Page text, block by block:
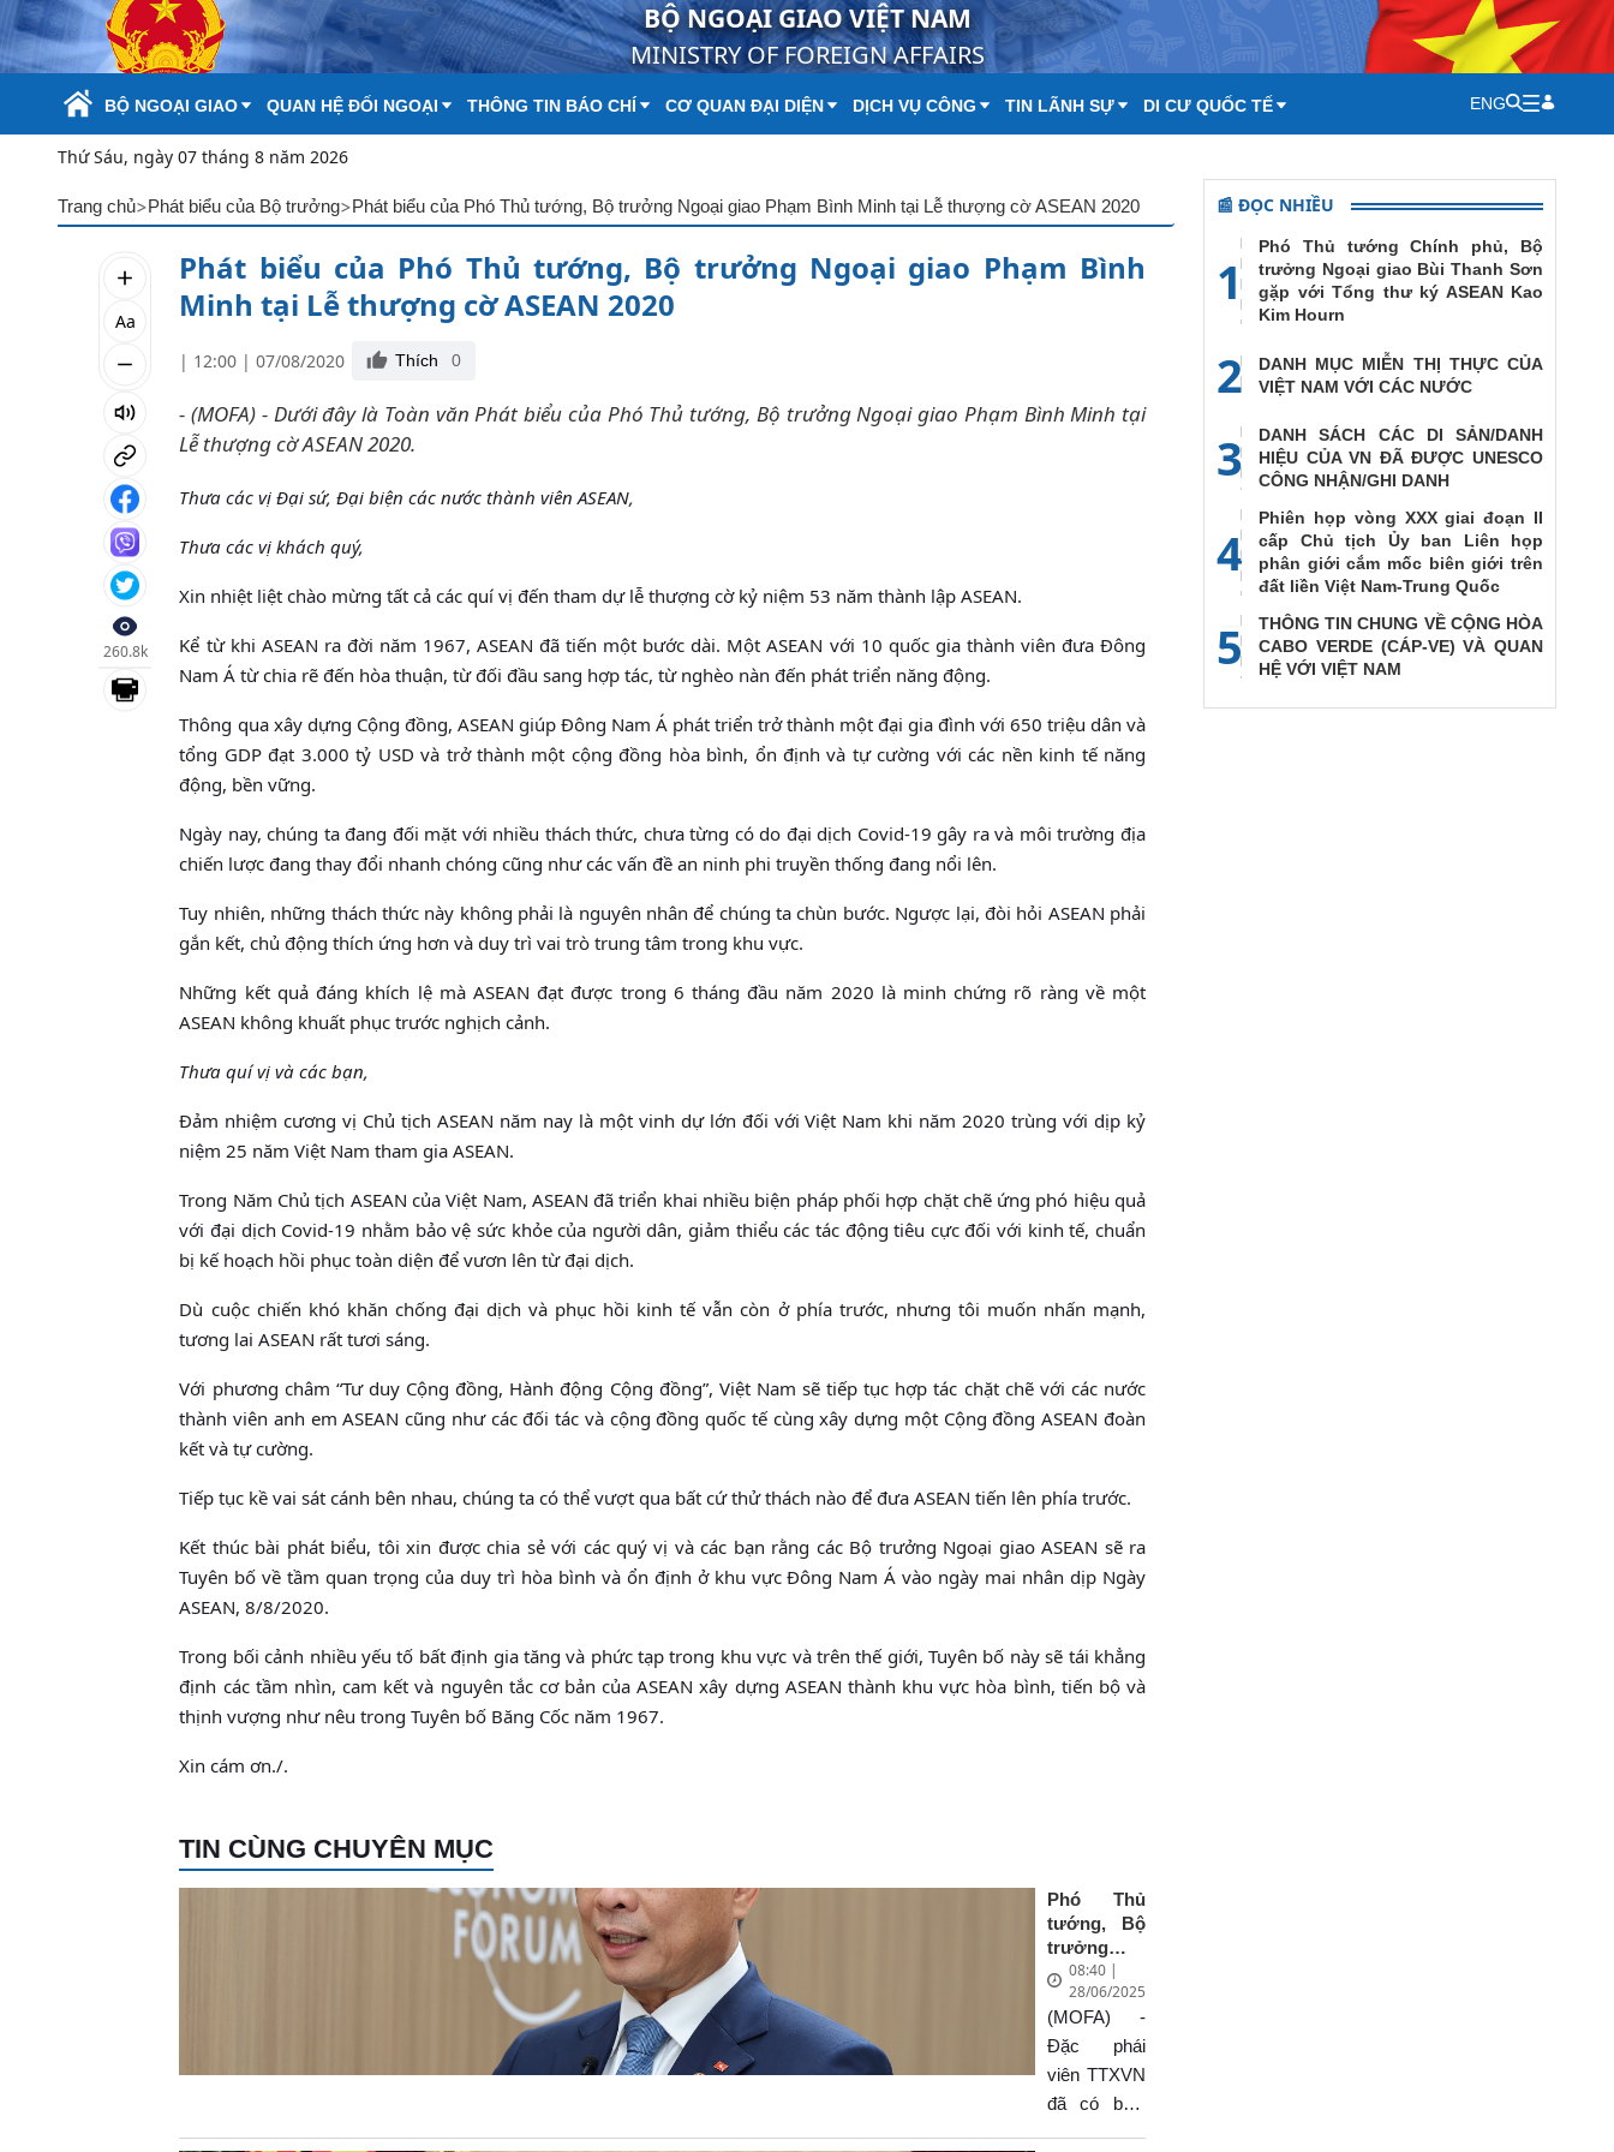
Skip to Main Content BỘ NGOẠI GIAO VIỆT NAM
MINISTRY OF FOREIGN AFFAIRS
BỘ NGOẠI GIAO QUAN HỆ ĐỐI NGOẠI THÔNG TIN BÁO CHÍ CƠ QUAN ĐẠI DIỆN DỊCH VỤ CÔNG TIN LÃNH SỰ DI CƯ QUỐC TẾ ENG
Thứ Sáu, ngày 07 tháng 8 năm 2026
Trang chủ>Phát biểu của Bộ trưởng>Phát biểu của Phó Thủ tướng, Bộ trưởng Ngoại giao Phạm Bình Minh tại Lễ thượng cờ ASEAN 2020
Aa
260.8k
Phát biểu của Phó Thủ tướng, Bộ trưởng Ngoại giao Phạm Bình
Minh tại Lễ thượng cờ ASEAN 2020
| 12:00 | 07/08/2020 Thích 0
- (MOFA) - Dưới đây là Toàn văn Phát biểu của Phó Thủ tướng, Bộ trưởng Ngoại giao Phạm Bình Minh tại
Lễ thượng cờ ASEAN 2020.
Thưa các vị Đại sứ, Đại biện các nước thành viên ASEAN,
Thưa các vị khách quý,
Xin nhiệt liệt chào mừng tất cả các quí vị đến tham dự lễ thượng cờ kỷ niệm 53 năm thành lập ASEAN.
Kể từ khi ASEAN ra đời năm 1967, ASEAN đã tiến một bước dài. Một ASEAN với 10 quốc gia thành viên đưa Đông
Nam Á từ chia rẽ đến hòa thuận, từ đối đầu sang hợp tác, từ nghèo nàn đến phát triển năng động.
Thông qua xây dựng Cộng đồng, ASEAN giúp Đông Nam Á phát triển trở thành một đại gia đình với 650 triệu dân và
tổng GDP đạt 3.000 tỷ USD và trở thành một cộng đồng hòa bình, ổn định và tự cường với các nền kinh tế năng
động, bền vững.
Ngày nay, chúng ta đang đối mặt với nhiều thách thức, chưa từng có do đại dịch Covid-19 gây ra và môi trường địa
chiến lược đang thay đổi nhanh chóng cũng như các vấn đề an ninh phi truyền thống đang nổi lên.
Tuy nhiên, những thách thức này không phải là nguyên nhân để chúng ta chùn bước. Ngược lại, đòi hỏi ASEAN phải
gắn kết, chủ động thích ứng hơn và duy trì vai trò trung tâm trong khu vực.
Những kết quả đáng khích lệ mà ASEAN đạt được trong 6 tháng đầu năm 2020 là minh chứng rõ ràng về một
ASEAN không khuất phục trước nghịch cảnh.
Thưa quí vị và các bạn,
Đảm nhiệm cương vị Chủ tịch ASEAN năm nay là một vinh dự lớn đối với Việt Nam khi năm 2020 trùng với dịp kỷ
niệm 25 năm Việt Nam tham gia ASEAN.
Trong Năm Chủ tịch ASEAN của Việt Nam, ASEAN đã triển khai nhiều biện pháp phối hợp chặt chẽ ứng phó hiệu quả
với đại dịch Covid-19 nhằm bảo vệ sức khỏe của người dân, giảm thiểu các tác động tiêu cực đối với kinh tế, chuẩn
bị kế hoạch hồi phục toàn diện để vươn lên từ đại dịch.
Dù cuộc chiến khó khăn chống đại dịch và phục hồi kinh tế vẫn còn ở phía trước, nhưng tôi muốn nhấn mạnh,
tương lai ASEAN rất tươi sáng.
Với phương châm “Tư duy Cộng đồng, Hành động Cộng đồng”, Việt Nam sẽ tiếp tục hợp tác chặt chẽ với các nước
thành viên anh em ASEAN cũng như các đối tác và cộng đồng quốc tế cùng xây dựng một Cộng đồng ASEAN đoàn
kết và tự cường.
Tiếp tục kề vai sát cánh bên nhau, chúng ta có thể vượt qua bất cứ thử thách nào để đưa ASEAN tiến lên phía trước.
Kết thúc bài phát biểu, tôi xin được chia sẻ với các quý vị và các bạn rằng các Bộ trưởng Ngoại giao ASEAN sẽ ra
Tuyên bố về tầm quan trọng của duy trì hòa bình và ổn định ở khu vực Đông Nam Á vào ngày mai nhân dịp Ngày
ASEAN, 8/8/2020.
Trong bối cảnh nhiều yếu tố bất định gia tăng và phức tạp trong khu vực và trên thế giới, Tuyên bố này sẽ tái khẳng
định các tầm nhìn, cam kết và nguyên tắc cơ bản của ASEAN xây dựng ASEAN thành khu vực hòa bình, tiến bộ và
thịnh vượng như nêu trong Tuyên bố Băng Cốc năm 1967.
Xin cám ơn./.
TIN CÙNG CHUYÊN MỤC
Phó Thủ
tướng, Bộ
trưởng
Ngoại giao
Bùi Thanh
Sơn trả lời
phỏng vấn
về kết quả
công tác tại
Trung
08:40 |
28/06/2025
(MOFA) -
Đặc phái
viên TTXVN
đã có buổi
📰 ĐỌC NHIỀU
1
Phó Thủ tướng Chính phủ, Bộ
trưởng Ngoại giao Bùi Thanh Sơn
gặp với Tổng thư ký ASEAN Kao
Kim Hourn
2
DANH MỤC MIỄN THỊ THỰC CỦA
VIỆT NAM VỚI CÁC NƯỚC
3
DANH SÁCH CÁC DI SẢN/DANH
HIỆU CỦA VN ĐÃ ĐƯỢC UNESCO
CÔNG NHẬN/GHI DANH
4
Phiên họp vòng XXX giai đoạn II
cấp Chủ tịch Ủy ban Liên họp
phân giới cắm mốc biên giới trên
đất liền Việt Nam-Trung Quốc
5
THÔNG TIN CHUNG VỀ CỘNG HÒA
CABO VERDE (CÁP-VE) VÀ QUAN
HỆ VỚI VIỆT NAM